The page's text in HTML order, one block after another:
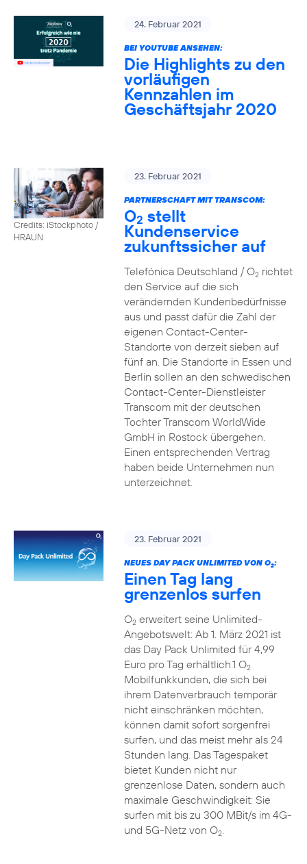
24. Februar 2021
BEI YOUTUBE ANSEHEN:
Die Highlights zu den
vorläufigen
Kennzahlen im
Geschäftsjahr 2020
Credits: iStockphoto /
HRAUN
23. Februar 2021
PARTNERSCHAFT MIT TRANSCOM:
O2 stellt
Kundenservice
zukunftssicher auf
Telefónica Deutschland / O2richtet
den Service auf die sich
verändernden Kundenbedürfnisse
aus und passt dafür die Zahl der
eigenen Contact-Center-
Standorte von derzeit sieben auf
fünf an. Die Standorte in Essen und
Berlin sollen an den schwedischen
Contact-Center-Dienstleister
Transcom mit der deutschen
Tochter Transcom WorldWide
GmbH in Rostock übergehen.
Einen entsprechenden Vertrag
haben beide Unternehmen nun
unterzeichnet.
23. Februar 2021
NEUES DAY PACK UNLIMITED VON O2:
Einen Tag lang
grenzenlos surfen
O2erweitert seine Unlimited-
Angebotswelt: Ab 1. März 2021 ist
das Day Pack Unlimited für 4,99
Euro pro Tag erhältlich.1 O2
Mobilfunkkunden, die sich bei
ihrem Datenverbrauch temporär
nicht einschränken möchten,
können damit sofort sorgenfrei
surfen, und das meist mehr als 24
Stunden lang. Das Tagespaket
bietet Kunden nicht nur
grenzenlose Daten, sondern auch
maximale Geschwindigkeit: Sie
surfen mit bis zu 300 MBit/s im 4G-
und 5G-Netz von O2.